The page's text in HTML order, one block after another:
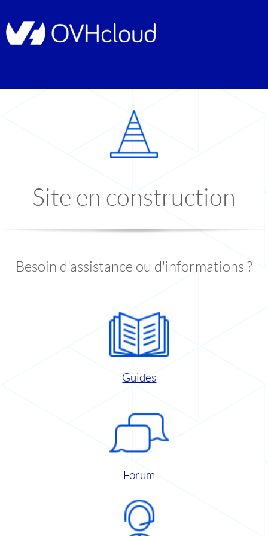
Site en construction
Besoin d'assistance ou d'informations ?
Guides
Forum